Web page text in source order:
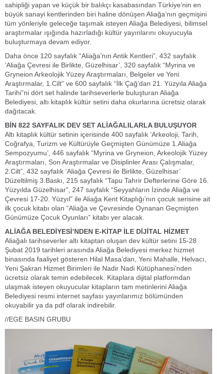
sahipliği yapan ve küçük bir balıkçı kasabasından Türkiye’nin en
büyük sanayi kentlerinden biri haline dönüşen Aliağa’nın geçmişini
tüm yönleriyle geleceğe taşımak isteyen Aliağa Belediyesi, bilimsel
araştırmalar ışığında hazırladığı kültür yayınlarını okuyucuyla
buluşturmaya devam ediyor.
Daha önce 120 sayfalık “Aliağa’nın Antik Kentleri”, 432 sayfalık
‘Aliağa Çevresi ile Birlikte, Güzelhisar’, 320 sayfalık “Myrina ve
Gryneion Arkeolojik Yüzey Araştırmaları, Belgeler ve Yeni
Araştırmalar, 1.Cilt” ve 600 sayfalık “İlk Çağ’dan 21. Yüzyıla Aliağa
Tarihi”ni dört set halinde tarihseverlerle buluşturan Aliağa
Belediyesi, altı kitaplık kültür setini daha okurlarına ücretsiz olarak
dağıtacak.
BİN 822 SAYFALIK DEV SET ALİAĞALILARLA BULUŞUYOR
Altı kitaplık kültür setinin içerisinde 400 sayfalık ‘Arkeoloji, Tarih,
Coğrafya, Turizm ve Kültürüyle Geçmişten Günümüze 1.Aliağa
Sempozyumu’, 446 sayfalık “Myrina ve Gryneion, Arkeolojik Yüzey
Araştırmaları, Son Araştırmalar ve Disiplinler Arası Çalışmalar,
2.Cilt”, 432 sayfalık ‘Aliağa Çevresi ile Birlikte, Güzelhisar’
Düzeltilmiş 3.Baskı, 215 sayfalık “Tapu Tahrir Defterlerine Göre 16.
Yüzyılda Güzelhisar”, 247 sayfalık “Seyyahların İzinde Aliağa ve
Çevresi 17-20. Yüzyıl” ile Aliağa Kent Kitaplığı’nın çocuk serisine ait
ilk çocuk kitabı olan “Aliağa ve Çevresinde Oynanan Geçmişten
Günümüze Çocuk Oyunları” kitabı yer alacak.
ALİAĞA BELEDİYESİ’NDEN E-KİTAP İLE DİJİTAL HİZMET
Aliağalı tarihseverler altı kitaptan oluşan dev kültür setini 15-28
Şubat 2019 tarihleri arasında Aliağa Belediyesi merkez hizmet
binasında faaliyet gösteren Hilal Masa’dan, Yeni Mahalle, Helvacı,
Yeni Şakran Hizmet Birimleri ile Nadir Nadi Kütüphanesi’nden
ücretsiz olarak temin edebilecek. Kitaplara dijital platformdan
ulaşmak isteyen okuyucular kitapların tam metinlerini Aliağa
Belediyesi resmi internet sayfası yayınlarımız bölümünden
okuyabilir ya da pdf olarak indirebilir.
//EGE BASIN GRUBU